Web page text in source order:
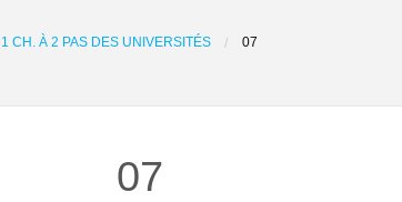
CH. À 2 PAS DES UNIVERSITÉS 07
07